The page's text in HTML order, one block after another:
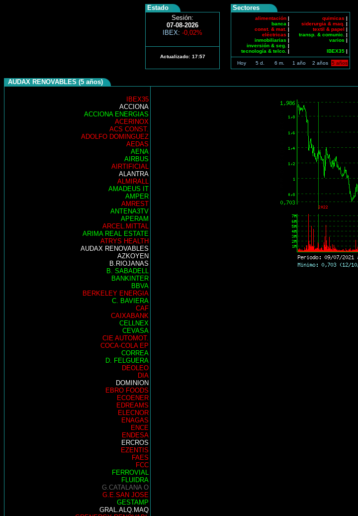
Estado
Sesión:
07-08-2026
IBEX: -0,02%
Actualizado: 17:57
Sectores
alimentación |
banca |
const. & mat. |
eléctricas |
inmobiliarias |
inversión & seg. |
tecnología & telco. |
quimicas |
siderurgia & maq. |
textil & papel |
transp. & comunic.
|
varios |
IBEX35 |
Hoy 5 d. 6 m. 1 año 2 años 5 años
AUDAX RENOVABLES (5 años)
IBEX35
ACCIONA
ACCIONA ENERGIAS
ACERINOX
ACS CONST.
ADOLFO DOMINGUEZ
AEDAS
AENA
AIRBUS
AIRTIFICIAL
ALANTRA
ALMIRALL
AMADEUS IT
AMPER
AMREST
ANTENA3TV
APERAM
ARCEL.MITTAL
ARIMA REAL ESTATE
ATRYS HEALTH
AUDAX RENOVABLES
AZKOYEN
B.RIOJANAS
B. SABADELL
BANKINTER
BBVA
BERKELEY ENERGIA
C. BAVIERA
CAF
CAIXABANK
CELLNEX
CEVASA
CIE AUTOMOT.
COCA-COLA EP
CORREA
D. FELGUERA
DEOLEO
DIA
DOMINION
EBRO FOODS
ECOENER
EDREAMS
ELECNOR
ENAGAS
ENCE
ENDESA
ERCROS
EZENTIS
FAES
FCC
FERROVIAL
FLUIDRA
G.CATALANA O
G.E.SAN JOSE
GESTAMP
GRAL.ALQ.MAQ